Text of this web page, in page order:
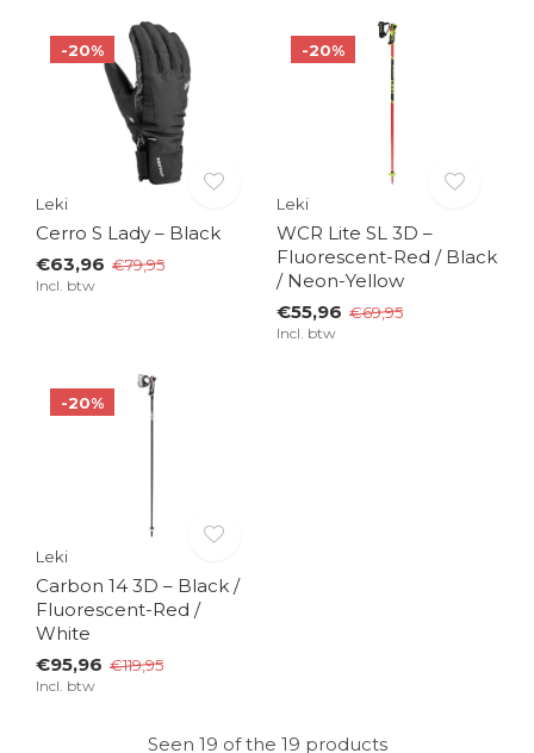
-20%
Leki
Cerro S Lady – Black
€63,96 €79,95
Incl. btw
-20%
Leki
WCR Lite SL 3D –
Fluorescent-Red / Black
/ Neon-Yellow
€55,96 €69,95
Incl. btw
-20%
Leki
Carbon 14 3D – Black /
Fluorescent-Red /
White
€95,96 €119,95
Incl. btw
Seen 19 of the 19 products